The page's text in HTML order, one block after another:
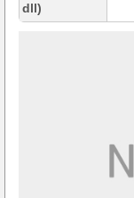
dll)